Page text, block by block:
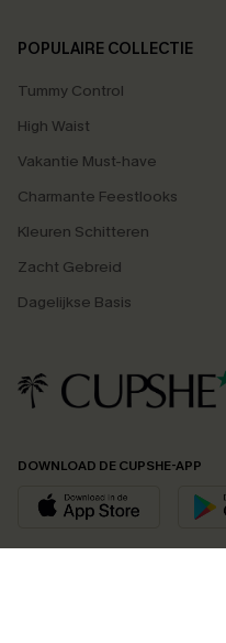
POPULAIRE COLLECTIE
Tummy Control
High Waist
Vakantie Must-have
Charmante Feestlooks
Kleuren Schitteren
Zacht Gebreid
Dagelijkse Basis
DOWNLOAD DE CUPSHE-APP